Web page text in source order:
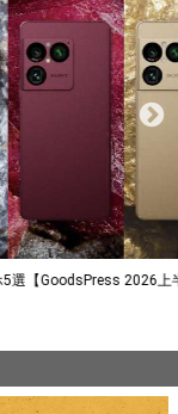
2026上半期
薄着